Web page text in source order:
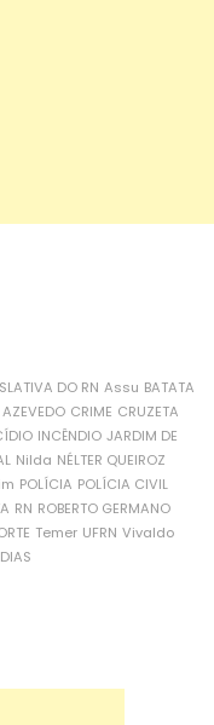
DO RN Assu BATATA
CRIME CRUZETA
INCÊNDIO JARDIM DE
Nilda NÉLTER QUEIROZ
POLÍCIA POLÍCIA CIVIL
RN ROBERTO GERMANO
Temer UFRN Vivaldo